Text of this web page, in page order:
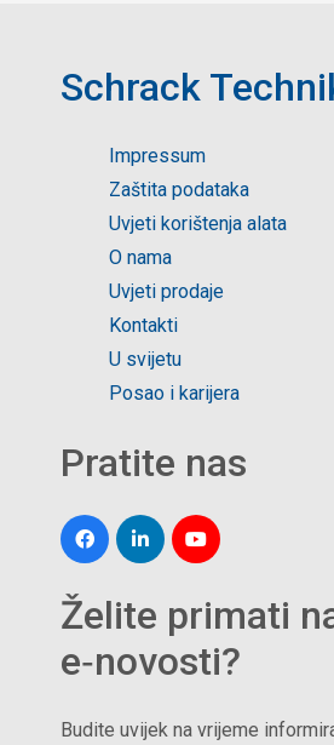
Schrack
Impressum
Zaštita podataka
Uvjeti korištenja alata
O nama
Uvjeti prodaje
Kontakti
U svijetu
Posao i karijera
Pratite nas
Želite primati
e‑novosti?
Budite uvijek na vrijeme